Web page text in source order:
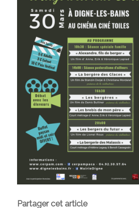
Partager cet article